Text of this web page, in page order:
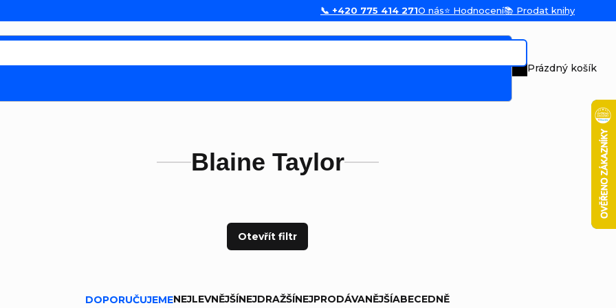
📞 +420 775 414 271O nás⭐ Hodnocení📚 Prodat knihy
Nákupní
Prázdný košík
Blaine Taylor
Otevřít filtr
produktů
DOPORUČUJEMENEJLEVNĚJŠÍNEJDRAŽŠÍNEJPRODÁVANĚJŠÍABECEDNĚ